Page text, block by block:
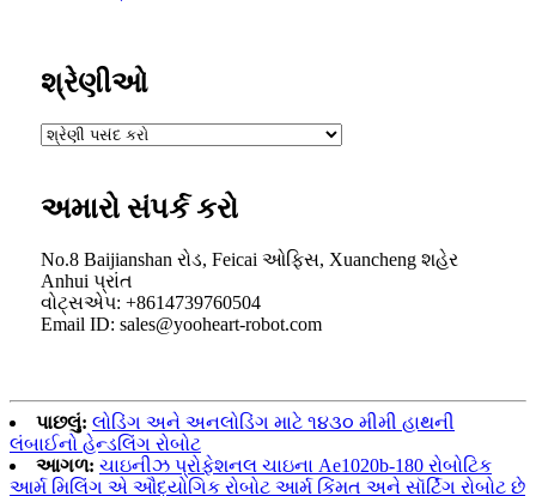
શ્રેણીઓ
અમારો સંપર્ક કરો
No.8 Baijianshan રોડ, Feicai ઓફિસ, Xuancheng શહેર
Anhui પ્રાંત
વોટ્સએપ: +8614739760504
Email ID: sales@yooheart-robot.com
પાછલું: લોડિંગ અને અનલોડિંગ માટે ૧૪૩૦ મીમી હાથની
લંબાઈનો હેન્ડલિંગ રોબોટ
આગળ: ચાઇનીઝ પ્રોફેશનલ ચાઇના Ae1020b-180 રોબોટિક
આર્મ મિલિંગ એ ઔદ્યોગિક રોબોટ આર્મ કિંમત અને સૉર્ટિંગ રોબોટ છે